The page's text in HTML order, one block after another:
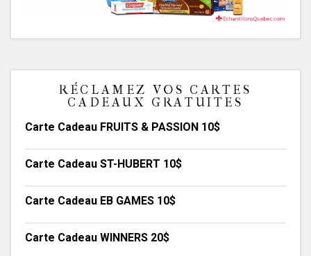
RÉCLAMEZ VOS CARTES
CADEAUX GRATUITES
Carte Cadeau FRUITS & PASSION 10$
Carte Cadeau ST-HUBERT 10$
Carte Cadeau EB GAMES 10$
Carte Cadeau WINNERS 20$